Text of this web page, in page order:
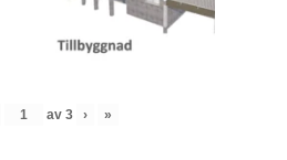
av 3 › »